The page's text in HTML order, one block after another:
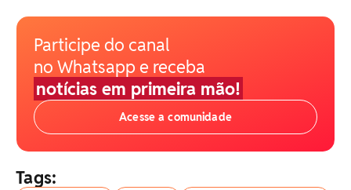
Participe do canal
no Whatsapp e receba
notícias em primeira mão!
Acesse a comunidade
Tags: